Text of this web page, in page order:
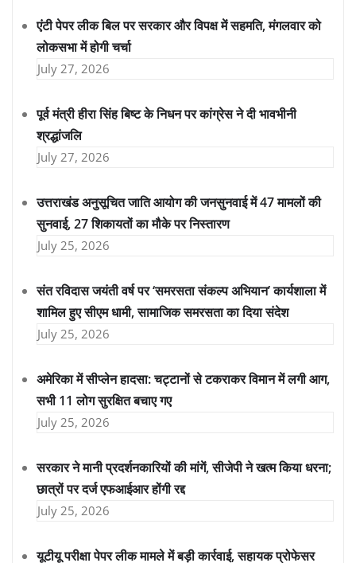
एंटी पेपर लीक बिल पर सरकार और विपक्ष में सहमति, मंगलवार को
लोकसभा में होगी चर्चा
July 27, 2026
पूर्व मंत्री हीरा सिंह बिष्ट के निधन पर कांग्रेस ने दी भावभीनी
श्रद्धांजलि
July 27, 2026
उत्तराखंड अनुसूचित जाति आयोग की जनसुनवाई में 47 मामलों की
सुनवाई, 27 शिकायतों का मौके पर निस्तारण
July 25, 2026
संत रविदास जयंती वर्ष पर ‘समरसता संकल्प अभियान’ कार्यशाला में
शामिल हुए सीएम धामी, सामाजिक समरसता का दिया संदेश
July 25, 2026
अमेरिका में सीप्लेन हादसा: चट्टानों से टकराकर विमान में लगी आग,
सभी 11 लोग सुरक्षित बचाए गए
July 25, 2026
सरकार ने मानी प्रदर्शनकारियों की मांगें, सीजेपी ने खत्म किया धरना;
छात्रों पर दर्ज एफआईआर होंगी रद्द
July 25, 2026
यूटीयू परीक्षा पेपर लीक मामले में बड़ी कार्रवाई, सहायक प्रोफेसर